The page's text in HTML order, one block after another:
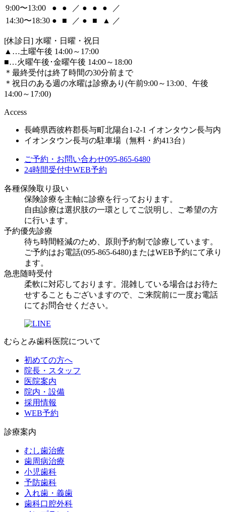
9:00〜13:00
● ● ／ ● ● ●
／
14:30〜18:30 ● ■ ／ ● ■ ▲ ／
[休診日] 水曜・日曜・祝日
▲ …土曜午後 14:00～17:00
■…火曜午後･金曜午後 14:00～18:00
＊最終受付は終了時間の30分前まで
＊祝日のある週の水曜は診療あり(午前9:00～13:00、午後
14:00～17:00)
Access
長崎県西彼杵郡長与町北陽台1-2-1 イオンタウン長与内
イオンタウン長与の駐車場（無料・約413台）
ご予約・お問い合わせ095-865-6480
24時間受付中WEB予約
各種保険取り扱い
保険診療を主軸に診療を行っております。
自由診療は選択肢の一環としてご説明し、ご希望の方
に行います。
予約優先診療
待ち時間軽減のため、原則予約制で診療しています。
ご予約はお電話(095-865-6480)またはWEB予約にて承り
ます。
急患随時受付
柔軟に対応しております。混雑している場合はお待た
せすることもございますので、ご来院前に一度お電話
にてお問合せください。
むらとみ歯科医院について
初めての方へ
院長・スタッフ
医院案内
院内・設備
採用情報
WEB予約
診療案内
むし歯治療
歯周病治療
小児歯科
予防歯科
入れ歯・義歯
歯科口腔外科